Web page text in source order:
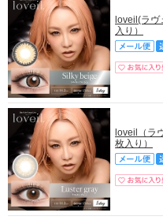
loveil(ラ
入り）
loveil（ラ
枚入り）